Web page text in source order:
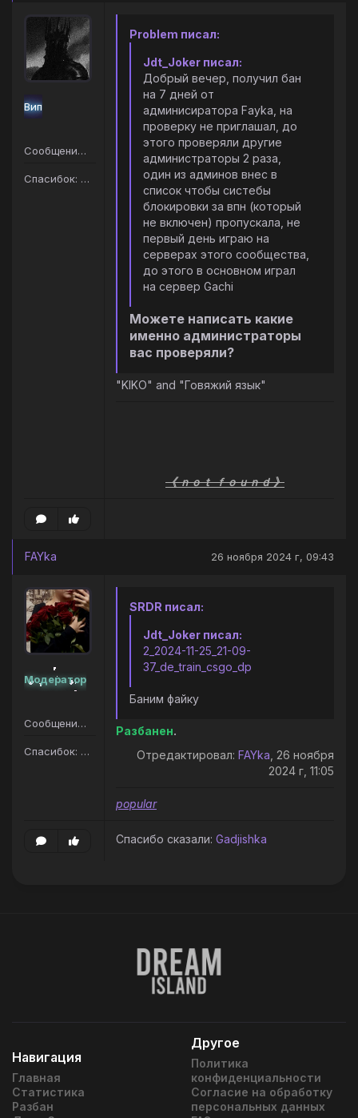
Вип
Сообщений: 75
Спасибок: 67
Problem писал:
Jdt_Joker писал:
Добрый вечер, получил бан
на 7 дней от
админисиратора Fayka, на
проверку не приглашал, до
этого проверяли другие
администраторы 2 раза,
один из админов внес в
список чтобы систебы
блокировки за впн (который
не включен) пропускала, не
первый день играю на
серверах этого сообщества,
до этого в основном играл
на сервер Gachi
Можете написать какие
именно администраторы
вас проверяли?
"KIKO" and "Говяжий язык"
《 ｎｏｔ ｆｏｕｎｄ 》
FAYka 26 ноября 2024 г, 09:43
Модератор
Сообщений: 207
Спасибок: 187
SRDR писал:
Jdt_Joker писал:
2_2024-11-25_21-09-
37_de_train_csgo_dp
Баним файку
Разбанен.
Отредактировал: FAYka , 26 ноября
2024 г, 11:05
popular
Спасибо сказали: Gadjishka
Навигация
Главная
Статистика
Разбан
Другое
Политика
конфиденциальности
Согласие на обработку
персональных данных